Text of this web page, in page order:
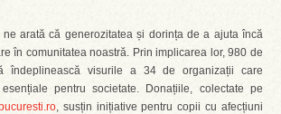
ne arată că generozitatea și dorința de a ajuta încă
în comunitatea noastră. Prin implicarea lor, 980 de
îndeplinească visurile a 34 de organizații care
pentru societate. Donațiile, colectate pe
, susțin inițiative pentru copii cu afecțiuni